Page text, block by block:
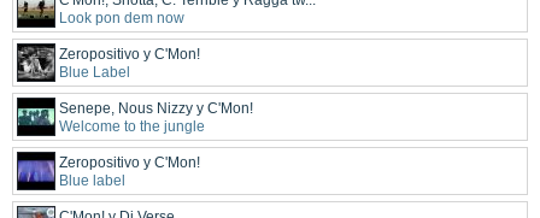
Look pon dem now
Zeropositivo y C'Mon!
Blue Label
Senepe, Nous Nizzy y C'Mon!
Welcome to the jungle
Zeropositivo y C'Mon!
Blue label